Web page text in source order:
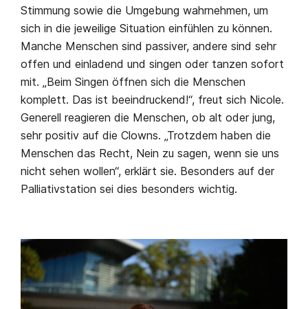
Stimmung sowie die Umgebung wahrnehmen, um
sich in die jeweilige Situation einfühlen zu können.
Manche Menschen sind passiver, andere sind sehr
offen und einladend und singen oder tanzen sofort
mit. „Beim Singen öffnen sich die Menschen
komplett. Das ist beeindruckend!“, freut sich Nicole.
Generell reagieren die Menschen, ob alt oder jung,
sehr positiv auf die Clowns. „Trotzdem haben die
Menschen das Recht, Nein zu sagen, wenn sie uns
nicht sehen wollen“, erklärt sie. Besonders auf der
Palliativstation sei dies besonders wichtig.